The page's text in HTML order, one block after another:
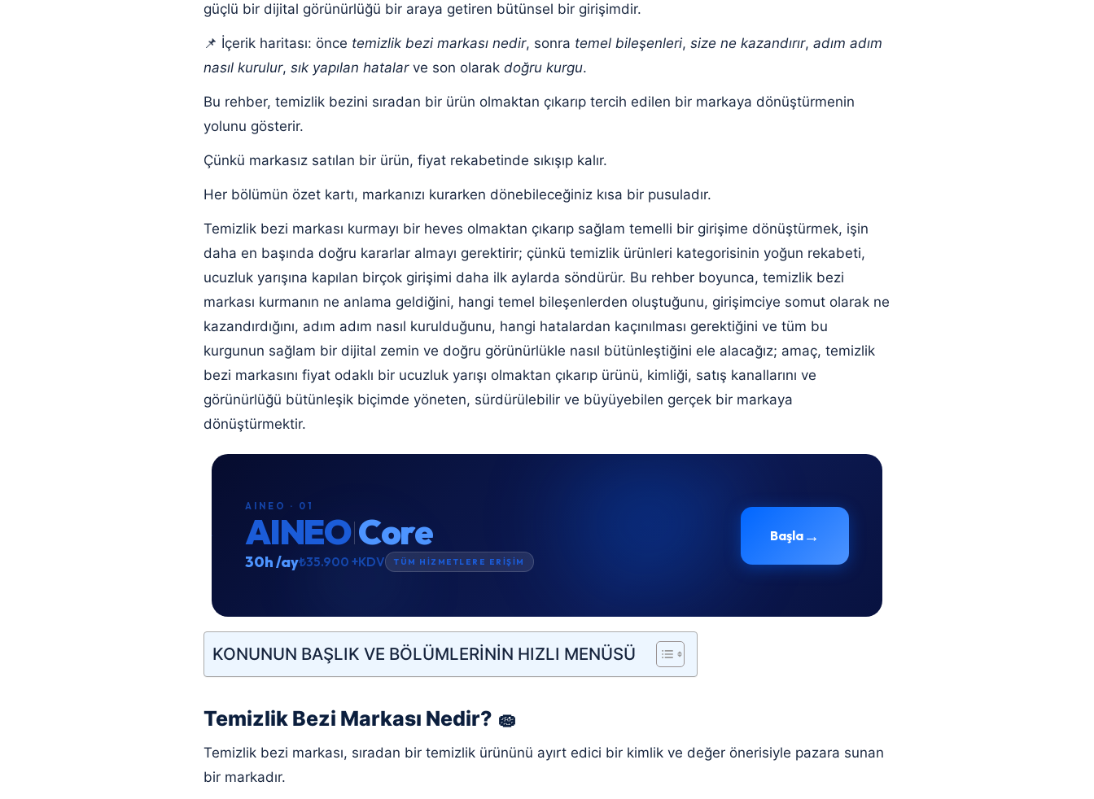
güçlü bir dijital görünürlüğü bir araya getiren bütünsel bir girişimdir.
📌 İçerik haritası: önce temizlik bezi markası nedir, sonra temel bileşenleri, size ne kazandırır, adım adım
nasıl kurulur, sık yapılan hatalarve son olarak doğru kurgu.
Bu rehber, temizlik bezini sıradan bir ürün olmaktan çıkarıp tercih edilen bir markaya dönüştürmenin
yolunu gösterir.
Çünkü markasız satılan bir ürün, fiyat rekabetinde sıkışıp kalır.
Her bölümün özet kartı, markanızı kurarken dönebileceğiniz kısa bir pusuladır.
Temizlik bezi markası kurmayı bir heves olmaktan çıkarıp sağlam temelli bir girişime dönüştürmek, işin
daha en başında doğru kararlar almayı gerektirir; çünkü temizlik ürünleri kategorisinin yoğun rekabeti,
ucuzluk yarışına kapılan birçok girişimi daha ilk aylarda söndürür. Bu rehber boyunca, temizlik bezi
markası kurmanın ne anlama geldiğini, hangi temel bileşenlerden oluştuğunu, girişimciye somut olarak ne
kazandırdığını, adım adım nasıl kurulduğunu, hangi hatalardan kaçınılması gerektiğini ve tüm bu
kurgunun sağlam bir dijital zemin ve doğru görünürlükle nasıl bütünleştiğini ele alacağız; amaç, temizlik
bezi markasını fiyat odaklı bir ucuzluk yarışı olmaktan çıkarıp ürünü, kimliği, satış kanallarını ve
görünürlüğü bütünleşik biçimde yöneten, sürdürülebilir ve büyüyebilen gerçek bir markaya
dönüştürmektir.
AINEO · 01
AINEOCore
30h /ay₺35.900 +KDV TÜM HİZMETLERE ERİŞİM
Başla→
KONUNUN BAŞLIK VE BÖLÜMLERİNİN HIZLI MENÜSÜ
Temizlik Bezi Markası Nedir? 🧽
Temizlik bezi markası, sıradan bir temizlik ürününü ayırt edici bir kimlik ve değer önerisiyle pazara sunan
bir markadır.